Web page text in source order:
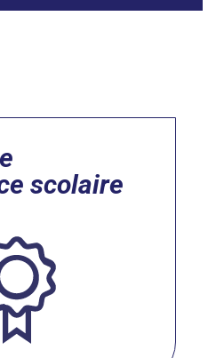
scolaire